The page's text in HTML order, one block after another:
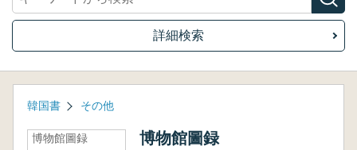
詳細検索
韓国書 その他
博物館圖録 博物館圖録